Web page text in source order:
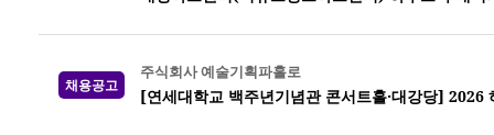
채용공고
주식회사 예술기획파홀로
[연세대학교 백주년기념관 콘서트홀·대강당] 2026